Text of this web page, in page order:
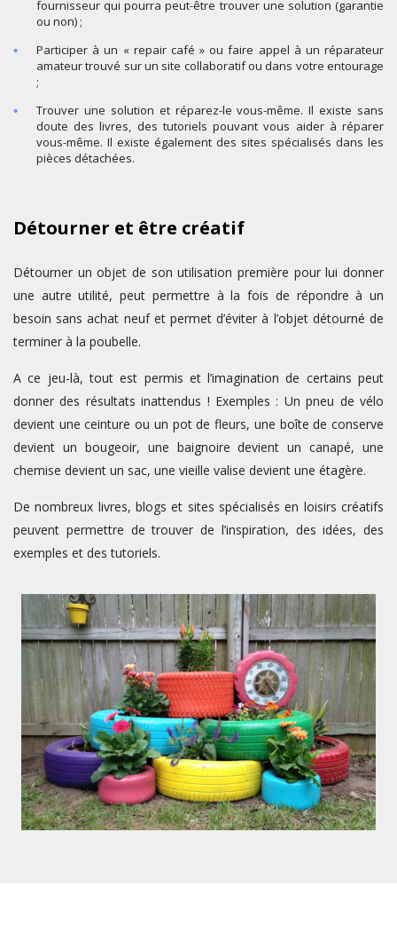
fournisseur qui pourra peut-être trouver une solution (garantie
ou non) ;
Participer à un « repair café » ou faire appel à un réparateur
amateur trouvé sur un site collaboratif ou dans votre entourage
;
Trouver une solution et réparez-le vous-même. Il existe sans
doute des livres, des tutoriels pouvant vous aider à réparer
vous-même. Il existe également des sites spécialisés dans les
pièces détachées.
Détourner et être créatif
Détourner un objet de son utilisation première pour lui donner
une autre utilité, peut permettre à la fois de répondre à un
besoin sans achat neuf et permet d’éviter à l’objet détourné de
terminer à la poubelle.
A ce jeu-là, tout est permis et l’imagination de certains peut
donner des résultats inattendus ! Exemples : Un pneu de vélo
devient une ceinture ou un pot de fleurs, une boîte de conserve
devient un bougeoir, une baignoire devient un canapé, une
chemise devient un sac, une vieille valise devient une étagère.
De nombreux livres, blogs et sites spécialisés en loisirs créatifs
peuvent permettre de trouver de l’inspiration, des idées, des
exemples et des tutoriels.